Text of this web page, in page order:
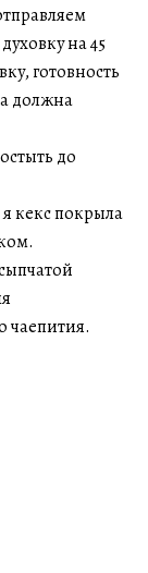
на 45
готовность
должна
до
кекс покрыла
чаепития.